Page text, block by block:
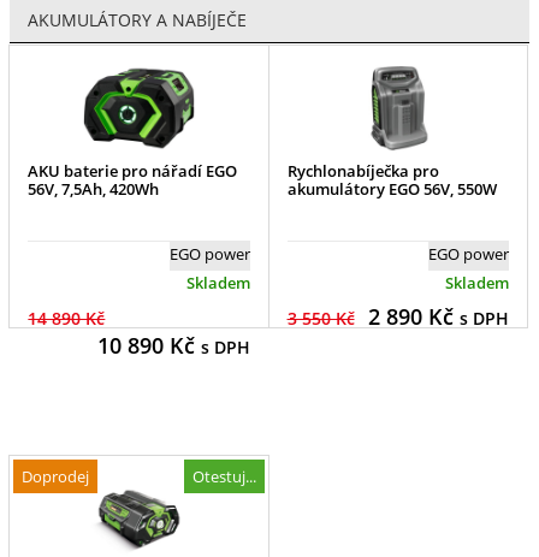
AKUMULÁTORY A NABÍJEČE
AKU baterie pro nářadí EGO
56V, 7,5Ah, 420Wh
EGO power
Skladem
14 890 Kč
10 890Kč s DPH
Rychlonabíječka pro
akumulátory EGO 56V, 550W
EGO power
Skladem
3 550 Kč 2 890Kč s DPH
Doprodej Otestuj...